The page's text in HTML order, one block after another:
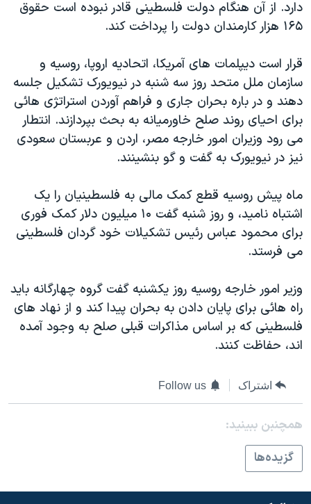
گالری عکس
اعتراضات زن، زندگی، آزادی
تریبونال مردمی آبان ۹۸
دادگاه حمید نوری
چهل سال گروگان‌گیری
قانون شفافیت دارائی کادر رهبری ایران
اسرائیل در جنگ
نرگس محمدی برنده جایزه نوبل صلح
همایش محافظه‌کاران آمریکا «سی‌پک»
سفر پرزیدنت ترامپ به چین
دارد. از آن هنگام دولت فلسطینی قادر نبوده است حقوق
۱۶۵ هزار کارمندان دولت را پرداخت کند.
قرار است دیپلمات های آمریکا، اتحادیه اروپا، روسیه و
سازمان ملل متحد روز سه شنبه در نیویورک تشکیل جلسه
دهند و در باره بحران جاری و فراهم آوردن استراتژی هائی
برای احیای روند صلح خاورمیانه به بحث بپردازند. انتطار
می رود وزیران امور خارجه مصر، اردن و عربستان سعودی
نیز در نیویورک به گفت و گو بنشینند.
ماه پیش روسیه قطع کمک مالی به فلسطینیان را یک
اشتباه نامید، و روز شنبه گفت ۱۰ میلیون دلار کمک فوری
برای محمود عباس رئیس تشکیلات خود گردان فلسطینی
می فرستد.
وزیر امور خارجه روسیه روز یکشنبه گفت گروه چهارگانه بايد
راه هائی برای پایان دادن به بحران پیدا کند و از نهاد های
فلسطینی که بر اساس مذاکرات قبلی صلح به وجود آمده
اند، حفاظت کنند.
اشتراک Follow us
همچنبن ببینید:
گزيده‌ها